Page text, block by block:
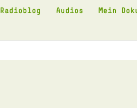
Radioblog Audios Mein